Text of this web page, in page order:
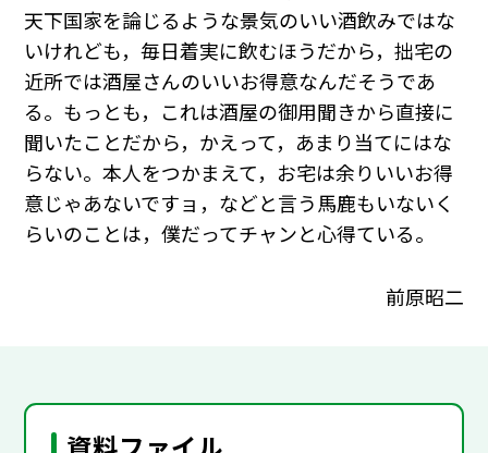
天下国家を論じるような景気のいい酒飲みではな
いけれども，毎日着実に飲むほうだから，拙宅の
近所では酒屋さんのいいお得意なんだそうであ
る。もっとも，これは酒屋の御用聞きから直接に
聞いたことだから，かえって，あまり当てにはな
らない。本人をつかまえて，お宅は余りいいお得
意じゃあないですョ，などと言う馬鹿もいないく
らいのことは，僕だってチャンと心得ている。
前原昭二